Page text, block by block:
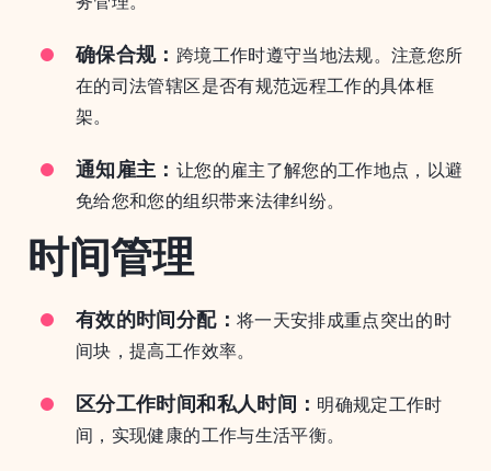
确保合规： 跨境工作时遵守当地法规。注意您所
在的司法管辖区是否有规范远程工作的具体框
架。
通知雇主： 让您的雇主了解您的工作地点，以避
免给您和您的组织带来法律纠纷。
时间管理
有效的时间分配： 将一天安排成重点突出的时
间块，提高工作效率。
区分工作时间和私人时间： 明确规定工作时
间，实现健康的工作与生活平衡。